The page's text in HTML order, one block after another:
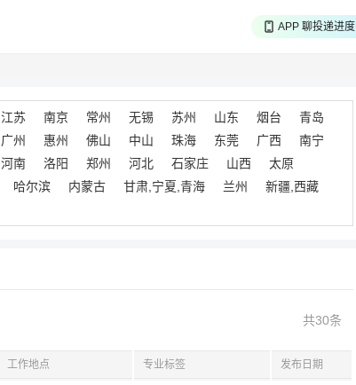
APP 聊投递进度
江苏 南京 常州 无锡 苏州 山东 烟台
青岛
广州 惠州 佛山 中山 珠海 东莞 广西
南宁
河南 洛阳 郑州 河北 石家庄 山西
太原
哈尔滨 内蒙古 甘肃,宁夏,青海 兰州
新疆,西藏
共30条
工作地点 专业标签 发布日期